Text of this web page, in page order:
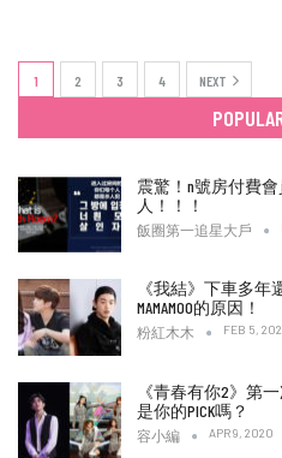
1 2 3 4 NEXT
震驚！n號房付費
人！！！
飯圈第一追星大戶
《我結》下車多年
MAMAMOO的原因！
粉紅木木 FEB 5,
《青春有你2》第
是你的PICK嗎？
容小編 APR 9, 2020